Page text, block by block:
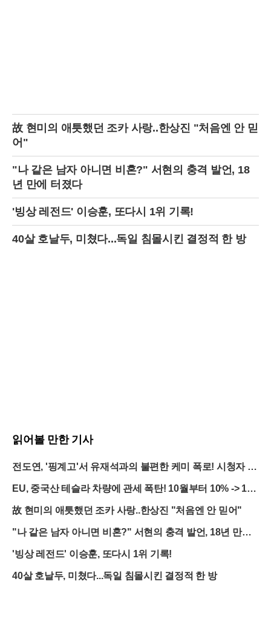
故 현미의 애틋했던 조카 사랑..한상진 "처음엔 안 믿
어"
"나 같은 남자 아니면 비혼?" 서현의 충격 발언, 18
년 만에 터졌다
'빙상 레전드' 이승훈, 또다시 1위 기록!
40살 호날두, 미쳤다...독일 침몰시킨 결정적 한 방
읽어볼 만한 기사
전도연, '핑계고'서 유재석과의 불편한 케미 폭로! 시청자 반
EU, 중국산 테슬라 차량에 관세 폭탄! 10월부터 10% -> 1
9%로 급등
故 현미의 애틋했던 조카 사랑..한상진 "처음엔 안 믿어"
"나 같은 남자 아니면 비혼?" 서현의 충격 발언, 18년 만에
'빙상 레전드' 이승훈, 또다시 1위 기록!
40살 호날두, 미쳤다...독일 침몰시킨 결정적 한 방